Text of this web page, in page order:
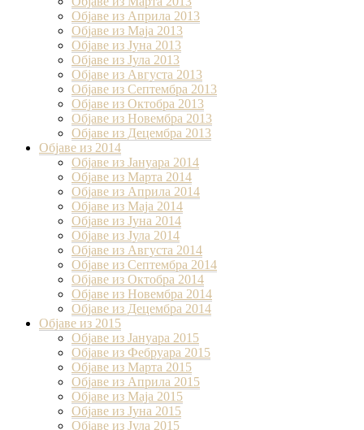
Објаве из Априла 2013
Објаве из Маја 2013
Објаве из Јунa 2013
Објаве из Јула 2013
Објаве из Августа 2013
Објаве из Септембра 2013
Објаве из Октобра 2013
Објаве из Новембра 2013
Објаве из Децембра 2013
Објаве из 2014
Објаве из Јануара 2014
Објаве из Марта 2014
Објаве из Априла 2014
Објаве из Маја 2014
Објаве из Јуна 2014
Објаве из Јула 2014
Објаве из Августа 2014
Објаве из Септембра 2014
Објаве из Октобра 2014
Објаве из Новембра 2014
Објаве из Децембра 2014
Објаве из 2015
Објаве из Јануара 2015
Објаве из Фебруара 2015
Објаве из Марта 2015
Објаве из Априла 2015
Објаве из Маја 2015
Објаве из Јуна 2015
Објаве из Јула 2015